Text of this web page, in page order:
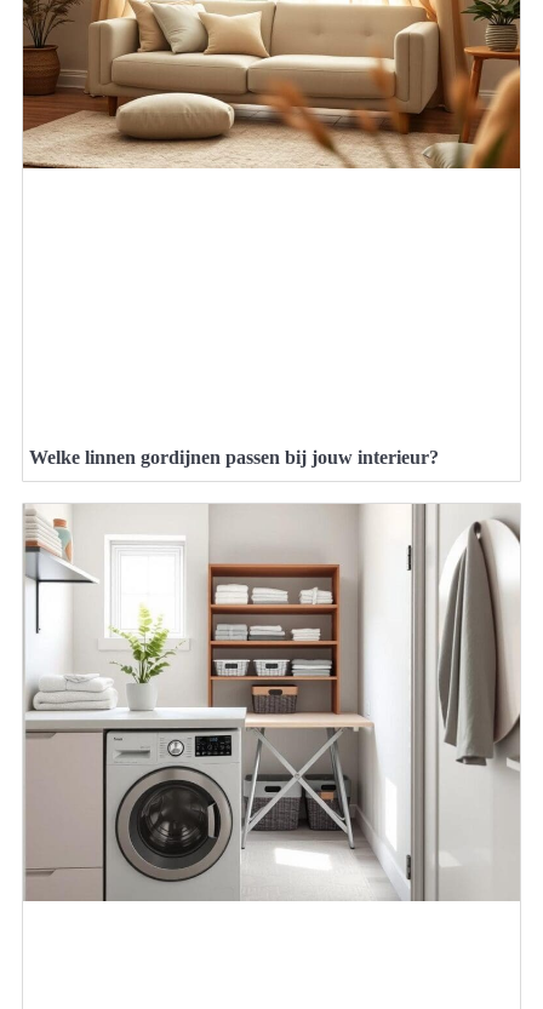
Welke linnen gordijnen passen bij jouw interieur?